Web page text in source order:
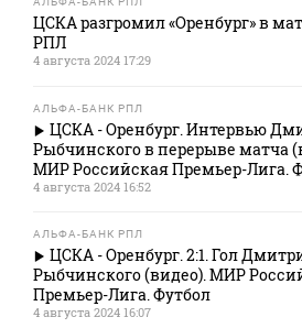
ЦСКА разгромил «Оренбург» в
РПЛ
4 августа 2024 17:29
АЛЬФА-БАНК РПЛ
ЦСКА - Оренбург. Интервью
Рыбчинского в перерыве матча
МИР Российская Премьер-Лига.
4 августа 2024 16:52
АЛЬФА-БАНК РПЛ
ЦСКА - Оренбург. 2:1. Гол
Рыбчинского (видео). МИР
Премьер-Лига. Футбол
4 августа 2024 16:07